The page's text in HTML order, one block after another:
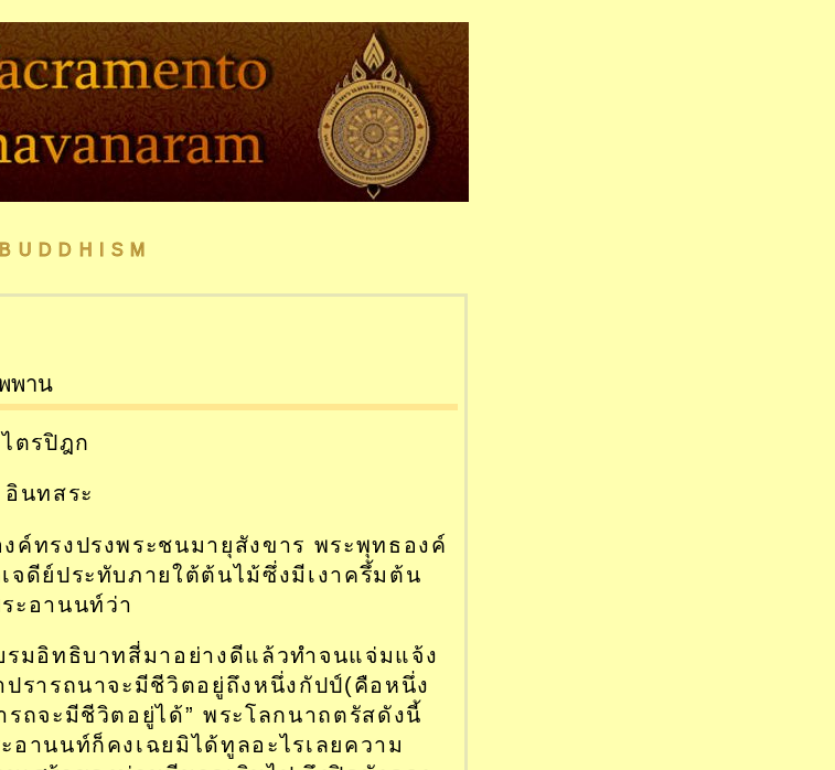
พาน
ไตรปิฎก
นทสระ
ค์ทรงปรงพระชนมายุสังขาร พระพุทธองค์
จดีย์ประทับภายใต้ต้นไม้ซึ่งมีเงาครึ้มต้น
ะอานนท์ว่า
รมอิทธิบาทสี่มาอย่างดีแล้วทำจนแจ่มแจ้ง
ปรารถนาจะมีชีวิตอยู่ถึงหนึ่งกัปป์(คือหนึ่ง
ถจะมีชีวิตอยู่ได้” พระโลกนาถตรัสดังนี้
อานนท์ก็คงเฉยมิได้ทูลอะไรเลยความ